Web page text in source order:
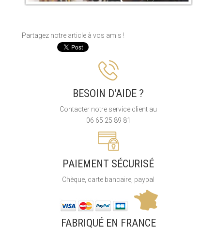
Partagez notre article à vos amis !
BESOIN D'AIDE ?
Contacter notre service client au
06 65 25 89 81
PAIEMENT SÉCURISÉ
Chèque, carte bancaire, paypal
FABRIQUÉ EN FRANCE